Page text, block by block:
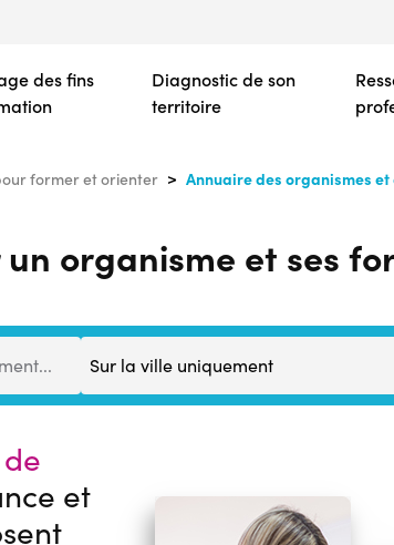
contenu
principal
des fins
Diagnostic de son
territoire
former et orienter Annuaire des organismes
un organisme et ses
et